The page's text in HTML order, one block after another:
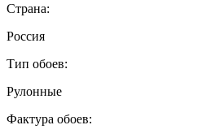
Страна:
Россия
Тип обоев:
Рулонные
Фактура обоев: